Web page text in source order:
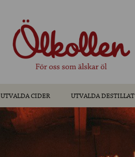
UTVALDA CIDER UTVALDA DESTILLAT